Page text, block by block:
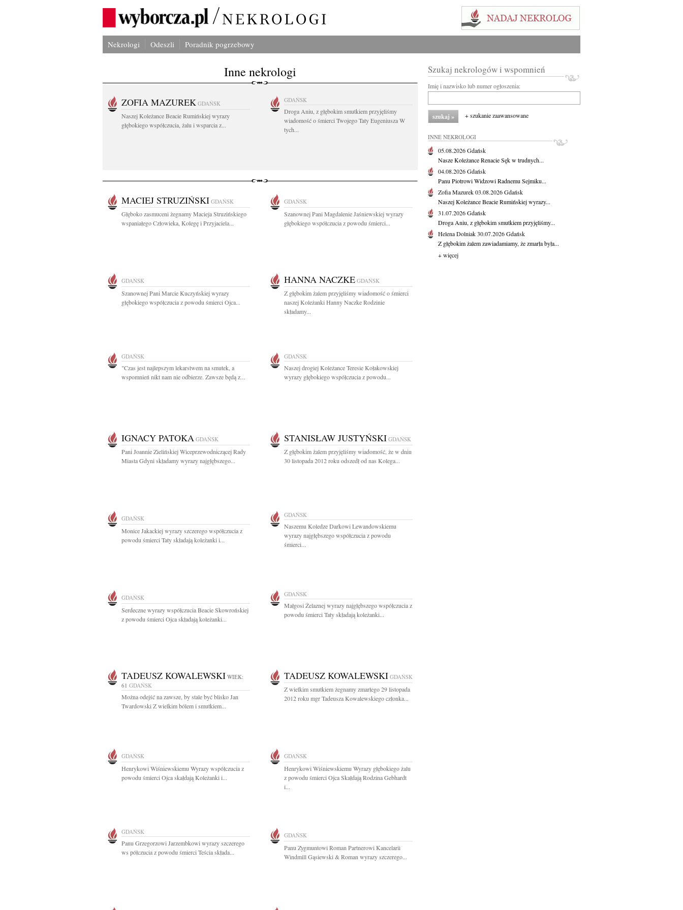
Nekrologi Odeszli Poradnik pogrzebowy
Inne nekrologi
ZOFIA MAZUREK GDAŃSK
Naszej Koleżance Beacie Rumińskiej wyrazy
głębokiego współczucia, żalu i wsparcia z...
GDAŃSK
Droga Aniu, z głębokim smutkiem przyjęliśmy
wiadomość o śmierci Twojego Taty Eugeniusza W
tych...
MACIEJ STRUZIŃSKI GDAŃSK
Głęboko zasmuceni żegnamy Macieja Struzińskiego
wspaniałego Człowieka, Kolegę i Przyjaciela...
GDAŃSK
Szanownej Pani Magdalenie Jaśniewskiej wyrazy
głębokiego współczucia z powodu śmierci...
GDAŃSK
Szanownej Pani Marcie Kuczyńskiej wyrazy
głębokiego współczucia z powodu śmierci Ojca...
HANNA NACZKE GDAŃSK
Z głębokim żalem przyjęliśmy wiadomość o śmierci
naszej Koleżanki Hanny Naczke Rodzinie
składamy...
GDAŃSK
"Czas jest najlepszym lekarstwem na smutek, a
wspomnień nikt nam nie odbierze. Zawsze będą z...
GDAŃSK
Naszej drogiej Koleżance Teresie Kołakowskiej
wyrazy głębokiego współczucia z powodu...
IGNACY PATOKA GDAŃSK
Pani Joannie Zielińskiej Wiceprzewodniczącej Rady
Miasta Gdyni składamy wyrazy najgłębszego...
STANISŁAW JUSTYŃSKI GDAŃSK
Z głębokim żalem przyjęliśmy wiadomość, że w dniu
30 listopada 2012 roku odszedł od nas Kolega...
GDAŃSK
Monice Jakackiej wyrazy szczerego współczucia z
powodu śmierci Taty składają koleżanki i...
GDAŃSK
Naszemu Koledze Darkowi Lewandowskiemu
wyrazy najgłębszego współczucia z powodu
śmierci...
GDAŃSK
Serdeczne wyrazy współczucia Beacie Skowrońskiej
z powodu śmierci Ojca składają koleżanki...
GDAŃSK
Małgosi Żelaznej wyrazy najgłębszego współczucia z
powodu śmierci Taty składają koleżanki...
TADEUSZ KOWALEWSKI WIEK:
61 GDAŃSK
Można odejść na zawsze, by stale być blisko Jan
Twardowski Z wielkim bólem i smutkiem...
TADEUSZ KOWALEWSKI GDAŃSK
Z wielkim smutkiem żegnamy zmarłego 29 listopada
2012 roku mgr Tadeusza Kowalewskiego członka...
GDAŃSK
Henrykowi Wiśniewskiemu Wyrazy współczucia z
powodu śmierci Ojca skałdają Koleżanki i...
GDAŃSK
Henrykowi Wiśniewskiemu Wyrazy głębokiego żalu
z powodu śmierci Ojca Skałdają Rodzina Gebhardt
i...
GDAŃSK
Panu Grzegorzowi Jarzembkowi wyrazy szczerego
ws półczucia z powodu śmierci Teścia składa...
GDAŃSK
Panu Zygmuntowi Roman Partnerowi Kancelarii
Windmill Gąsiewski & Roman wyrazy szczerego...
Szukaj nekrologów i wspomnień
Imię i nazwisko lub numer ogłoszenia:
+ szukanie zaawansowane
INNE NEKROLOGI
05.08.2026Gdańsk
Nasze Koleżance Renacie Sęk w trudnych...
04.08.2026Gdańsk
Panu Piotrowi Widzowi Radnemu Sejmiku...
Zofia Mazurek03.08.2026Gdańsk
Naszej Koleżance Beacie Rumińskiej wyrazy...
31.07.2026Gdańsk
Droga Aniu, z głębokim smutkiem przyjęliśmy...
Helena Dolniak30.07.2026Gdańsk
Z głębokim żalem zawiadamiamy, że zmarła była...
+ więcej